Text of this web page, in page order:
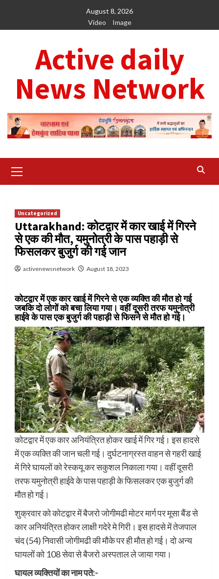
content
August 8, 2026
Video
Image
Active daily
News Network
Menu
Uncategorized
Uttarakhand: कोटद्वार में कार खाई में गिरने
से एक की मौत, यमुनोत्री के पास पहाड़ी से
फिसलकर बुजुर्ग की गई जान
activenewsnetwork August 18, 2023
कोटद्वार में एक कार खाई में गिरने से एक व्यक्ति की मौत हो गई
जबकि दो लोगों को बचा लिया गया। वहीं दूसरी तरफ यमुनोत्री
हाईवे के पास एक बुजुर्ग की पहाड़ी से फिसने से मौत हो गई।
कोटद्वार में एक कार अनियंत्रित होकर खाई में गिर गई। इस हादसे
में एक व्यक्ति की जान चली गई। दुर्घटनाग्रस्त वाहन से गहरी खाई
में गिरे घायलों को रेस्कयू कर सकुशल निकाला गया। वहीं दूसरी
तरफ यमुनोत्री हाईवे के पास पहाड़ी के फिसलकर एक बुजुर्ग की
मौत हो गई।
शुक्रवार को कोटद्वार में बैजरो जोगीमढी मोटर मार्ग पर मूसा बैंड से
कार अनियंत्रित होकर लाक्षी गदेरे मे गिरी। इस हादसे में तेजपाल
चंद (54) निवासी जोगीमढी की मौके पर ही मौत हो गई। दो अन्य
घायलों को 108 सेवा से बैजरो अस्पताल ले जाया गया।
घायल व्यक्तियों का नाम पते:-